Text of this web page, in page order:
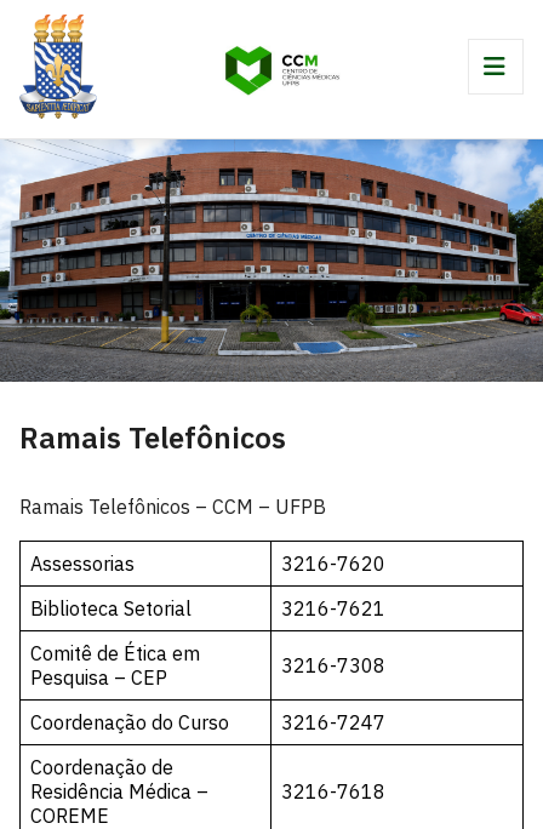
Ramais Telefônicos
Ramais Telefônicos – CCM – UFPB
Assessorias
3216-7620
Biblioteca Setorial
3216-7621
Comitê de Ética em
Pesquisa – CEP
3216-7308
Coordenação do Curso
3216-7247
Coordenação de
Residência Médica –
COREME
3216-7618